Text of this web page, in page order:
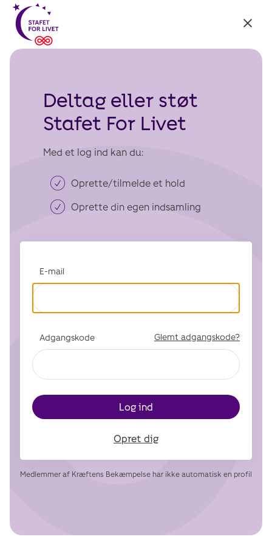
Tilbage
Stafet
Deltag eller støt
Stafet For Livet
Med et log ind kan du:
Oprette/tilmelde et hold
Oprette din egen indsamling
E-mail
Adgangskode Glemt adgangskode?
Log ind
Opret dig
Medlemmer af Kræftens Bekæmpelse har ikke automatisk en profil